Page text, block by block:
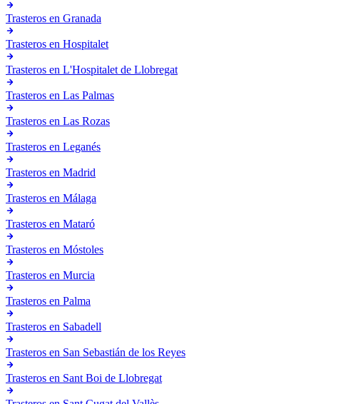
Trasteros en Granada
Trasteros en Hospitalet
Trasteros en L'Hospitalet de Llobregat
Trasteros en Las Palmas
Trasteros en Las Rozas
Trasteros en Leganés
Trasteros en Madrid
Trasteros en Málaga
Trasteros en Mataró
Trasteros en Móstoles
Trasteros en Murcia
Trasteros en Palma
Trasteros en Sabadell
Trasteros en San Sebastián de los Reyes
Trasteros en Sant Boi de Llobregat